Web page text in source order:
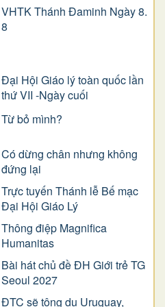
VHTK Thánh Đaminh Ngày 8.
8
Đại Hội Giáo lý toàn quốc lần
thứ VII -Ngày cuối
Từ bỏ mình?
Có dừng chân nhưng không
đứng lại
Trực tuyến Thánh lễ Bế mạc
Đại Hội Giáo Lý
Thông điệp Magnifica
Humanitas
Bài hát chủ đề ĐH Giới trẻ TG
Seoul 2027
ĐTC sẽ tông du Uruguay,